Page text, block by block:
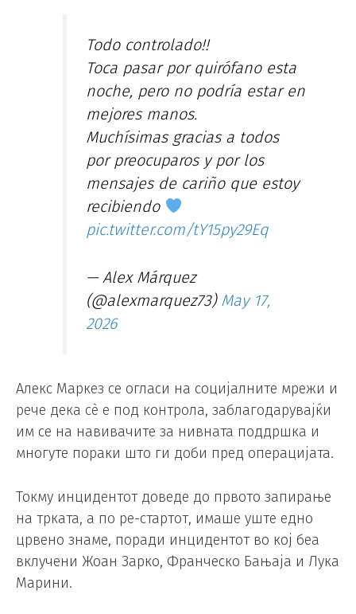
Todo controlado!!
Toca pasar por quirófano esta
noche, pero no podría estar en
mejores manos.
Muchísimas gracias a todos
por preocuparos y por los
mensajes de cariño que estoy
recibiendo
pic.twitter.com/tY15py29Eq
— Alex Márquez
(@alexmarquez73) May 17,
2026
Алекс Маркез се огласи на социјалните мрежи и
рече дека сè е под контрола, заблагодарувајќи
им се на навивачите за нивната поддршка и
многуте пораки што ги доби пред операцијата.
Токму инцидентот доведе до првото запирање
на трката, а по ре-стартот, имаше уште едно
црвено знаме, поради инцидентот во кој беа
вклучени Жоан Зарко, Франческо Бањаја и Лука
Марини.